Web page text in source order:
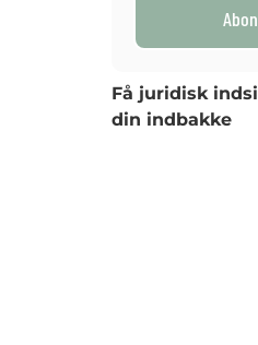
Få juridisk
din indbakke